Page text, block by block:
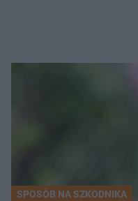
SPOSÓB NA SZKODNIKA